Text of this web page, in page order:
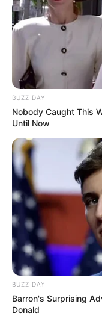
BUZZ DAY
Nobody Caught This
Until Now
BUZZ DAY
Barron's Surprising
Donald